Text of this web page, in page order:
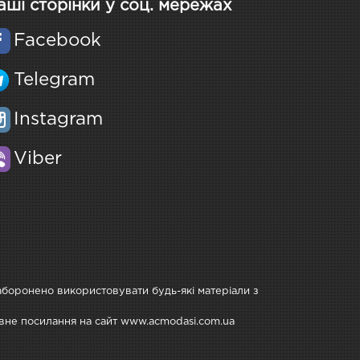
сторінки у соц. мережах
Facebook
Telegram
Instagram
Viber
використовувати будь-які матеріали з
посилання на сайт www.acmodasi.com.ua